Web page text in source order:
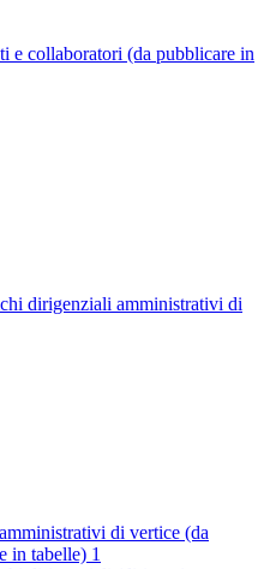
e collaboratori (da pubblicare in
dirigenziali amministrativi di
di vertice (da
in tabelle) 1